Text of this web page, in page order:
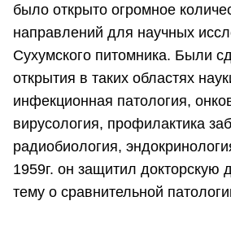
было открыто огромное
направлений для на­учных
Сухумского питомника. Были
открытия в таких областях
инфекционная патология,
вирусология, профилактика
радиобиология,
1959г. он защитил докторскую
тему о сравнительной